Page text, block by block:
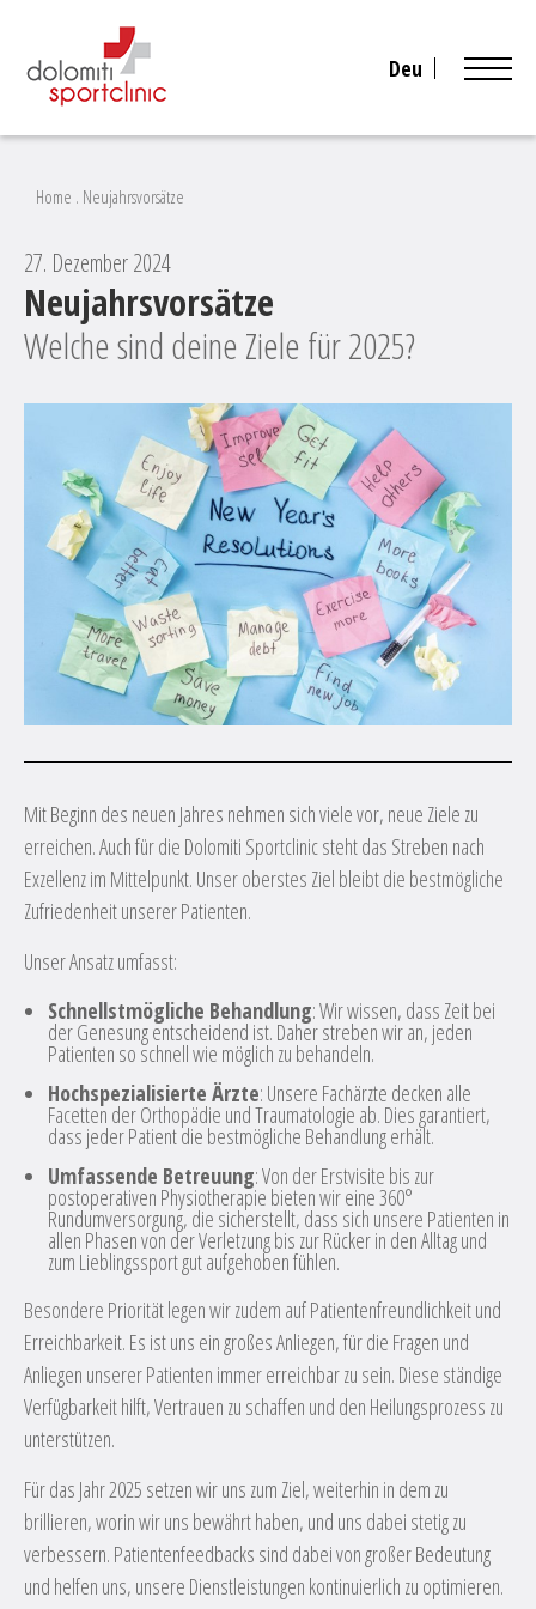
Deu
Home . Neujahrsvorsätze
27. Dezember 2024
Neujahrsvorsätze
Welche sind deine Ziele für 2025?
Mit Beginn des neuen Jahres nehmen sich viele vor, neue Ziele zu
erreichen. Auch für die Dolomiti Sportclinic steht das Streben nach
Exzellenz im Mittelpunkt. Unser oberstes Ziel bleibt die bestmögliche
Zufriedenheit unserer Patienten.
Unser Ansatz umfasst:
Schnellstmögliche Behandlung: Wir wissen, dass Zeit bei
der Genesung entscheidend ist. Daher streben wir an, jeden
Patienten so schnell wie möglich zu behandeln.
Hochspezialisierte Ärzte: Unsere Fachärzte decken alle
Facetten der Orthopädie und Traumatologie ab. Dies garantiert,
dass jeder Patient die bestmögliche Behandlung erhält.
Umfassende Betreuung: Von der Erstvisite bis zur
postoperativen Physiotherapie bieten wir eine 360°
Rundumversorgung, die sicherstellt, dass sich unsere Patienten in
allen Phasen von der Verletzung bis zur Rücker in den Alltag und
zum Lieblingssport gut aufgehoben fühlen.
Besondere Priorität legen wir zudem auf Patientenfreundlichkeit und
Erreichbarkeit. Es ist uns ein großes Anliegen, für die Fragen und
Anliegen unserer Patienten immer erreichbar zu sein. Diese ständige
Verfügbarkeit hilft, Vertrauen zu schaffen und den Heilungsprozess zu
unterstützen.
Für das Jahr 2025 setzen wir uns zum Ziel, weiterhin in dem zu
brillieren, worin wir uns bewährt haben, und uns dabei stetig zu
verbessern. Patientenfeedbacks sind dabei von großer Bedeutung
und helfen uns, unsere Dienstleistungen kontinuierlich zu optimieren.